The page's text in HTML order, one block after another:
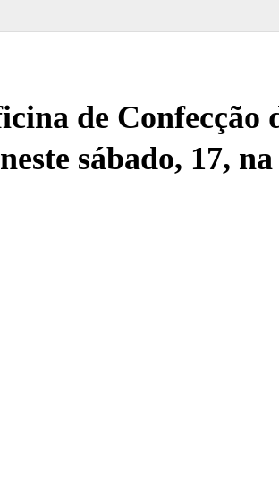
de Confecção
sábado, 17, na